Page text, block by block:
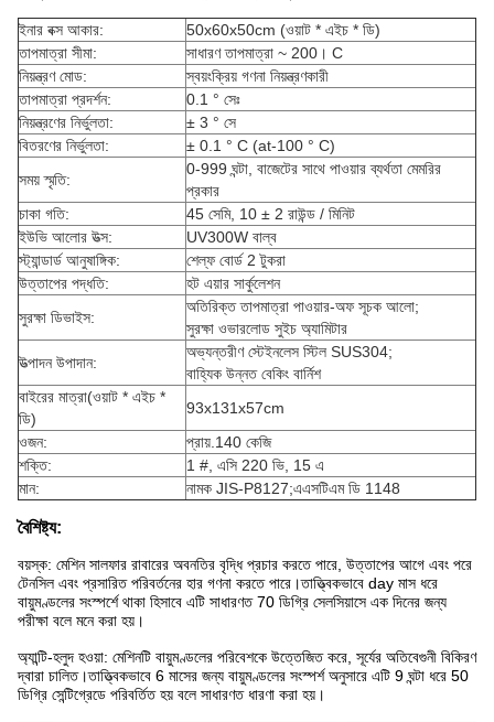
ইনার বক্স আকার:
50x60x50cm (ওয়াট * এইচ * ডি)
তাপমাত্রা সীমা:
সাধারণ তাপমাত্রা ~ 200। C
নিয়ন্ত্রণ মোড:
স্বয়ংক্রিয় গণনা নিয়ন্ত্রণকারী
তাপমাত্রা প্রদর্শন:
0.1 ° সেঃ
নিয়ন্ত্রণের নির্ভুলতা:
± 3 ° সে
বিতরণের নির্ভুলতা:
± 0.1 ° C (at-100 ° C)
সময় স্মৃতি:
0-999 ঘন্টা, বাজেটের সাথে পাওয়ার ব্যর্থতা মেমরির
প্রকার
চাকা গতি:
45 সেমি, 10 ± 2 রাউন্ড / মিনিট
ইউভি আলোর উত্স:
UV300W বাল্ব
স্ট্যান্ডার্ড আনুষাঙ্গিক:
শেল্ফ বোর্ড 2 টুকরা
উত্তাপের পদ্ধতি:
হট এয়ার সার্কুলেশন
সুরক্ষা ডিভাইস:
অতিরিক্ত তাপমাত্রা পাওয়ার-অফ সূচক আলো;
সুরক্ষা ওভারলোড সুইচ অ্যামিটার
উত্পাদন উপাদান:
অভ্যন্তরীণ স্টেইনলেস স্টিল SUS304;
বাহ্যিক উন্নত বেকিং বার্নিশ
বাইরের মাত্রা(ওয়াট * এইচ *
ডি)
93x131x57cm
ওজন:
প্রায়.140 কেজি
শক্তি:
1 #, এসি 220 ভি, 15 এ
মান:
নামক JIS-P8127;এএসটিএম ডি 1148
বৈশিষ্ট্য:
বয়স্ক: মেশিন সালফার রাবারের অবনতির বৃদ্ধি প্রচার করতে পারে, উত্তাপের আগে এবং পরে
টেনসিল এবং প্রসারিত পরিবর্তনের হার গণনা করতে পারে।তাত্ত্বিকভাবে day মাস ধরে
বায়ুমণ্ডলের সংস্পর্শে থাকা হিসাবে এটি সাধারণত 70 ডিগ্রি সেলসিয়াসে এক দিনের জন্য
পরীক্ষা বলে মনে করা হয়।
অ্যান্টি-হলুদ হওয়া: মেশিনটি বায়ুমণ্ডলের পরিবেশকে উত্তেজিত করে, সূর্যের অতিবেগুনী বিকিরণ
দ্বারা চালিত।তাত্ত্বিকভাবে 6 মাসের জন্য বায়ুমণ্ডলের সংস্পর্শ অনুসারে এটি 9 ঘন্টা ধরে 50
ডিগ্রি সেন্টিগ্রেডে পরিবর্তিত হয় বলে সাধারণত ধারণা করা হয়।